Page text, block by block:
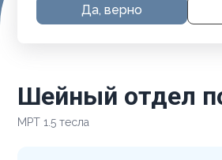
Да, верно
Услуги и цены МРТ
Шейный отдел
МРТ 1.5 тесла